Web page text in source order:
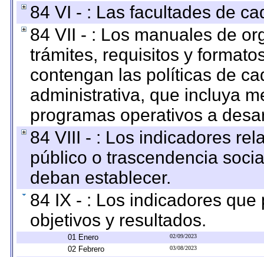
84 VI - : Las facultades de
84 VII - : Los manuales de
trámites, requisitos y
contengan las políticas de
administrativa, que incluya
programas operativos a
84 VIII - : Los indicadores
público o trascendencia
deban establecer.
84 IX - : Los indicadores
objetivos y resultados.
01 Enero 02/09/2023
02 Febrero 03/08/2023